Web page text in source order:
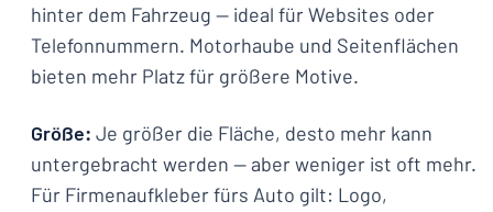
hinter dem Fahrzeug — ideal für Websites oder
Telefonnummern. Motorhaube und Seitenflächen
bieten mehr Platz für größere Motive.
Größe: Je größer die Fläche, desto mehr kann
untergebracht werden — aber weniger ist oft mehr.
Für Firmenaufkleber fürs Auto gilt: Logo,